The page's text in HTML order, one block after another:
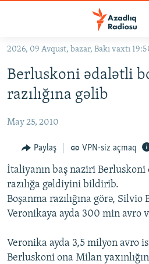
Əsas
qayıt
Əsas
naviqasiyaya
qayıt
KORRUPSIOMETR
#ƏSLINDƏ
FƏRQƏ BAX
QANUNI DOĞRU
ARAŞDIRMA
MULTIMEDIA
FOTOQALEREYA
OXU ZALI
HAQQIMIZDA
2026, 09 Avqust, bazar, Bakı vaxtı
Berluskoni ədalətli
razılığına gəlib
May 25, 2010
Paylaş VPN-siz açmaq
İtaliyanın baş naziri Berluskoni
razılığa gəldiyini bildirib.
Boşanma razılığına görə,
Veronikaya ayda 300 min avro
Veronika ayda 3,5 milyon avro
Berluskoni ona Milan